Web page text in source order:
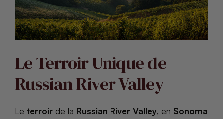
Le Terroir Unique de
Russian River Valley
Le terroir de la Russian River Valley, en Sonoma